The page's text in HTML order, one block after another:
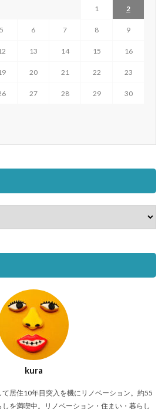
1 2
5 6 7 8 9
13 14 15 16
20 21 22 23
27 28 29 30
kura
居住10年目突入を機にリノベーション。約55
を満喫中。リノベーション・住まい・暮らし